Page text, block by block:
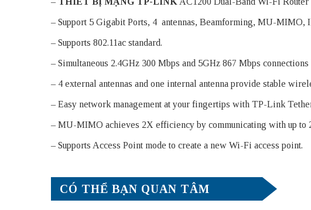
– Support 5 Gigabit Ports, 4 antennas, Beamforming, MU-MIMO,
– Supports 802.11ac standard.
– Simultaneous 2.4GHz 300 Mbps and 5GHz 867 Mbps
– 4 external antennas and one internal antenna provide stable
– Easy network management at your fingertips with TP-Link
– MU-MIMO achieves 2X efficiency by communicating with up to
– Supports Access Point mode to create a new Wi-Fi access point.
CÓ THỂ BẠN QUAN TÂM